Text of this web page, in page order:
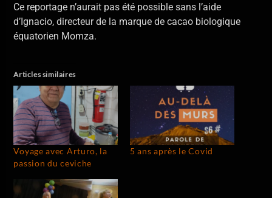
Ce reportage n’aurait pas été possible sans l’aide
d’Ignacio, directeur de la marque de cacao biologique
équatorien Momza.
Articles similaires
Voyage avec Arturo, la
passion du ceviche
5 ans après le Covid